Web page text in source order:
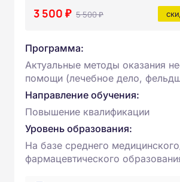
3 500 ₽ 5 500 ₽
Программа:
Актуальные методы оказания
помощи (лечебное дело,
Направление обучения:
Повышение квалификации
Уровень образования:
На базе среднего
фармацевтического